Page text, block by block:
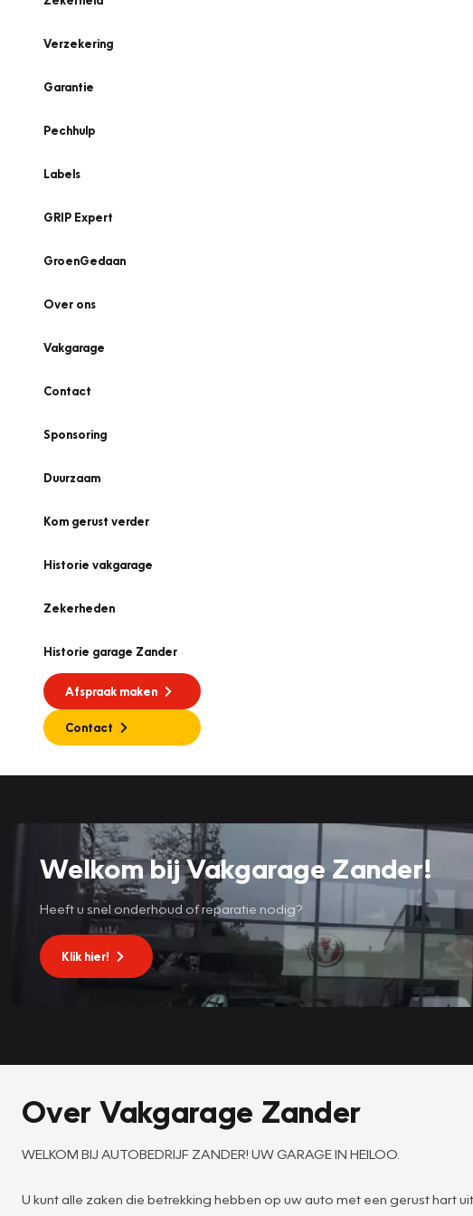
Verzekering
Garantie
Pechhulp
Labels
GRIP Expert
GroenGedaan
Over ons
Vakgarage
Contact
Sponsoring
Duurzaam
Kom gerust verder
Historie vakgarage
Zekerheden
Historie garage Zander
Afspraak maken
Contact
Welkom bij Vakgarage Zander!
Heeft u snel onderhoud of reparatie nodig?
Klik hier!
Over Vakgarage Zander
WELKOM BIJ AUTOBEDRIJF ZANDER! UW GARAGE IN HEILOO.
U kunt alle zaken die betrekking hebben op uw auto met een gerust hart